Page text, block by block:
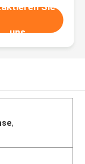
Sie
uns
,